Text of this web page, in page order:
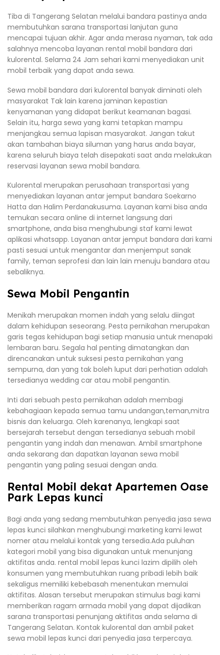
Tiba di Tangerang Selatan melalui bandara pastinya anda
membutuhkan sarana transportasi lanjutan guna
mencapai tujuan akhir. Agar anda merasa nyaman, tak ada
salahnya mencoba layanan rental mobil bandara dari
kulorental. Selama 24 Jam sehari kami menyediakan unit
mobil terbaik yang dapat anda sewa.
Sewa mobil bandara dari kulorental banyak diminati oleh
masyarakat Tak lain karena jaminan kepastian
kenyamanan yang didapat berikut keamanan bagasi.
Selain itu, harga sewa yang kami tetapkan mampu
menjangkau semua lapisan masyarakat. Jangan takut
akan tambahan biaya siluman yang harus anda bayar,
karena seluruh biaya telah disepakati saat anda melakukan
reservasi layanan sewa mobil bandara.
Kulorental merupakan perusahaan transportasi yang
menyediakan layanan antar jemput bandara Soekarno
Hatta dan Halim Perdanakusuma. Layanan kami bisa anda
temukan secara online di internet langsung dari
smartphone, anda bisa menghubungi staf kami lewat
aplikasi whatsapp. Layanan antar jemput bandara dari kami
pasti sesuai untuk mengantar dan menjemput sanak
family, teman seprofesi dan lain lain menuju bandara atau
sebaliknya.
Sewa Mobil Pengantin
Menikah merupakan momen indah yang selalu diingat
dalam kehidupan seseorang. Pesta pernikahan merupakan
garis tegas kehidupan bagi setiap manusia untuk menapaki
lembaran baru. Segala hal penting dimatangkan dan
direncanakan untuk suksesi pesta pernikahan yang
sempurna, dan yang tak boleh luput dari perhatian adalah
tersedianya wedding car atau mobil pengantin.
Inti dari sebuah pesta pernikahan adalah membagi
kebahagiaan kepada semua tamu undangan,teman,mitra
bisnis dan keluarga. Oleh karenanya, lengkapi saat
bersejarah tersebut dengan tersedianya sebuah mobil
pengantin yang indah dan menawan. Ambil smartphone
anda sekarang dan dapatkan layanan sewa mobil
pengantin yang paling sesuai dengan anda.
Rental Mobil dekat Apartemen Oase
Park Lepas kunci
Bagi anda yang sedang membutuhkan penyedia jasa sewa
lepas kunci silahkan menghubungi marketing kami lewat
nomer atau melalui kontak yang tersedia.Ada puluhan
kategori mobil yang bisa digunakan untuk menunjang
aktifitas anda. rental mobil lepas kunci lazim dipilih oleh
konsumen yang membutuhkan ruang pribadi lebih baik
sekaligus memiliki kebebasah menentukan memulai
aktifitas. Alasan tersebut merupakan stimulus bagi kami
memberikan ragam armada mobil yang dapat dijadikan
sarana transportasi penunjang aktifitas anda selama di
Tangerang Selatan. Kontak kulorental dan ambil paket
sewa mobil lepas kunci dari penyedia jasa terpercaya.